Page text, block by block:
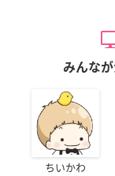
みんな
ちいかわ